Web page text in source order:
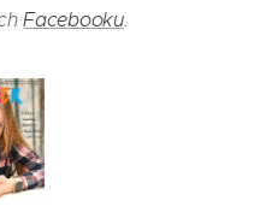
Facebooku.